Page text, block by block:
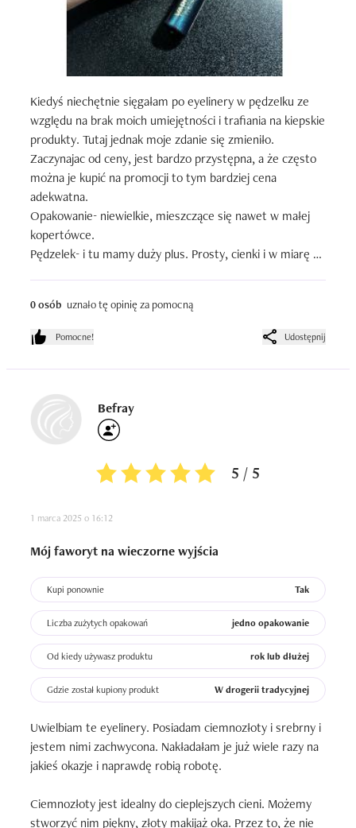
Kiedyś niechętnie sięgałam po eyelinery w pędzelku ze
względu na brak moich umiejętności i trafiania na kiepskie
produkty. Tutaj jednak moje zdanie się zmieniło.
Zaczynajac od ceny, jest bardzo przystępna, a że często
można je kupić na promocji to tym bardziej cena
adekwatna.
Opakowanie- niewielkie, mieszczące się nawet w małej
kopertówce.
Pędzelek- i tu mamy duży plus. Prosty, cienki i w miarę
Wystarczą dwie warstwy by uzyskać intensywny kolor. A
co najważniejsze? Nie kruszy się i ze spokojem trzyma na
moim oku cały dzień. Ładnie się mieni i dodaje pazura do
nawet dziennego makijażu.
0 osób uznało tę opinię za pomocną
Pomocne! Udostępnij
Befray
5 / 5
1 marca 2025 o 16:12
Mój faworyt na wieczorne wyjścia
Kupi ponownie Tak
Liczba zużytych opakowań jedno opakowanie
Od kiedy używasz produktu rok lub dłużej
Gdzie został kupiony produkt W drogerii tradycyjnej
Uwielbiam te eyelinery. Posiadam ciemnozłoty i srebrny i
jestem nimi zachwycona. Nakładałam je już wiele razy na
jakieś okazje i naprawdę robią robotę.
Ciemnozłoty jest idealny do cieplejszych cieni. Możemy
stworzyć nim piękny, złoty makijaż oka. Przez to, że nie